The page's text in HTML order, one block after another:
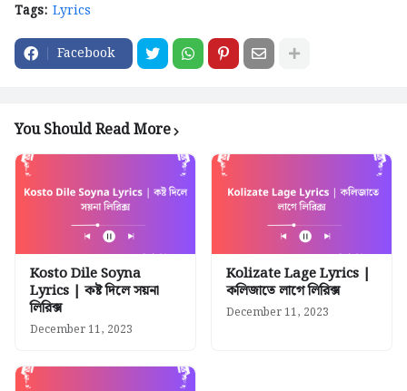
Tags: Lyrics
Facebook
You Should Read More
Kosto Dile Soyna
Lyrics | কষ্ট দিলে সয়না
লিরিক্স
December 11, 2023
Kolizate Lage Lyrics |
কলিজাতে লাগে লিরিক্স
December 11, 2023